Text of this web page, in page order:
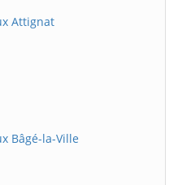
Attignat
Bâgé-la-Ville